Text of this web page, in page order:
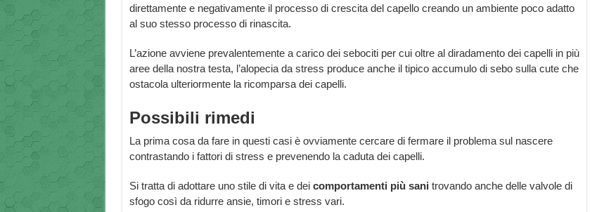
direttamente e negativamente il processo di crescita del capello creando un ambiente poco adatto
al suo stesso processo di rinascita.
L’azione avviene prevalentemente a carico dei sebociti per cui oltre al diradamento dei capelli in più
aree della nostra testa, l’alopecia da stress produce anche il tipico accumulo di sebo sulla cute che
ostacola ulteriormente la ricomparsa dei capelli.
Possibili rimedi
La prima cosa da fare in questi casi è ovviamente cercare di fermare il problema sul nascere
contrastando i fattori di stress e prevenendo la caduta dei capelli.
Si tratta di adottare uno stile di vita e dei comportamenti più sani trovando anche delle valvole di
sfogo così da ridurre ansie, timori e stress vari.